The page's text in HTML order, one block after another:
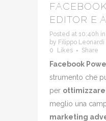
EDITOR E
Posted at 10:40h in
by Filippo Leonardi
0
Likes Share
Facebook
strumento che
per ottimizzare
meglio una
marketing